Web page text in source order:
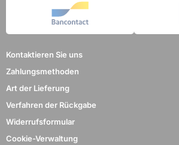
Kontaktieren Sie uns
Zahlungsmethoden
Art der Lieferung
Verfahren der Rückgabe
Widerrufsformular
Cookie-Verwaltung